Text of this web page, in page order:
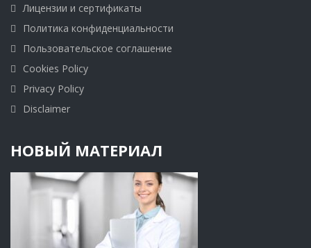
Лицензии и сертификаты
Политика конфиденциальности
Пользовательское соглашение
Cookies Policy
Privacy Policy
Disclaimer
НОВЫЙ МАТЕРИАЛ